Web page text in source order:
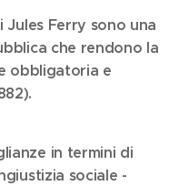
Ferry sono una
che rendono la
obbligatoria e
in termini di
sociale -